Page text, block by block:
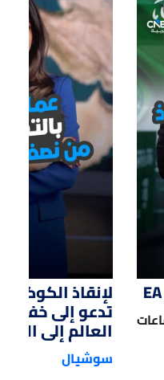
لإنقاذ
تدعو إلى
العالم إلى
سوشيال